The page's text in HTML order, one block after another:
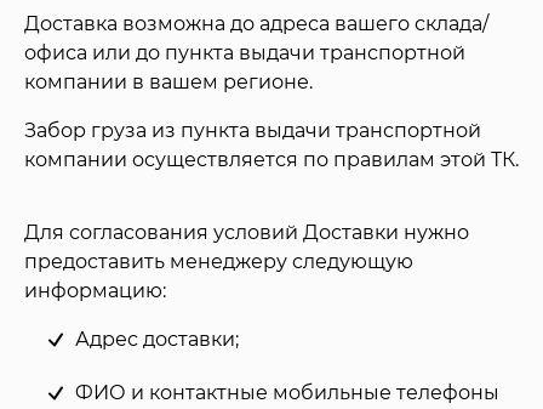
Доставка возможна до адреса вашего склада/
офиса или до пункта выдачи транспортной
компании в вашем регионе.
Забор груза из пункта выдачи транспортной
компании осуществляется по правилам этой ТК.
Для согласования условий Доставки нужно
предоставить менеджеру следующую
информацию:
Адрес доставки;
ФИО и контактные мобильные телефоны